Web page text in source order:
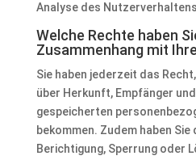
Analyse des
Welche Rechte haben
Zusammenhang mit
Sie haben jederzeit das
über Herkunft, Empfänger
gespeicherten
bekommen. Zudem haben Sie
Berichtigung, Sperrung oder